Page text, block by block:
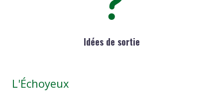
Idées de sortie
L'Échoyeux